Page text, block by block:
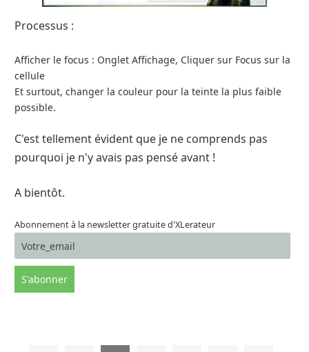
Processus :
Afficher le focus : Onglet Affichage, Cliquer sur Focus sur la
cellule
Et surtout, changer la couleur pour la teinte la plus faible
possible.
C'est tellement évident que je ne comprends pas
pourquoi je n'y avais pas pensé avant !
A bientôt.
Abonnement à la newsletter gratuite d'XLerateur